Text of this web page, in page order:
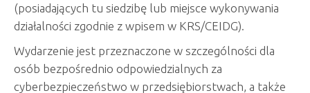
(posiadających tu siedzibę lub miejsce wykonywania
działalności zgodnie z wpisem w KRS/CEIDG).
Wydarzenie jest przeznaczone w szczególności dla
osób bezpośrednio odpowiedzialnych za
cyberbezpieczeństwo w przedsiębiorstwach, a także